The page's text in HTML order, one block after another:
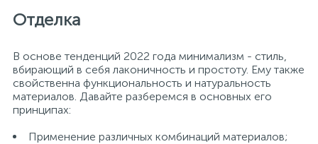
Отделка
В основе тенденций 2022 года минимализм - стиль,
вбирающий в себя лаконичность и простоту. Ему также
свойственна функциональность и натуральность
материалов. Давайте разберемся в основных его
принципах:
Применение различных комбинаций материалов;